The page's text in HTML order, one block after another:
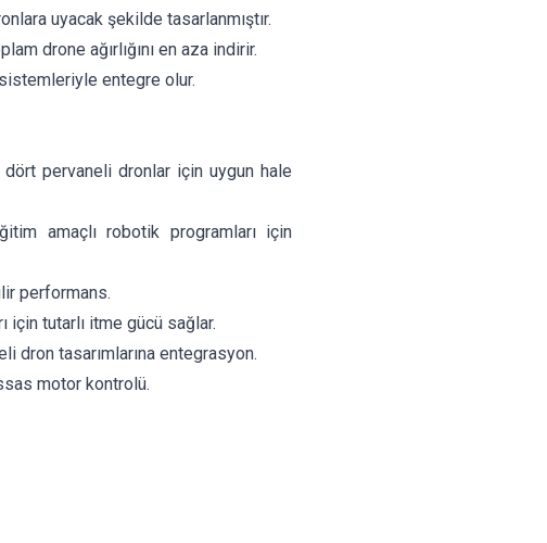
uyacak şekilde tasarlanmıştır.
drone ağırlığını en aza indirir.
entegre olur.
dört pervaneli dronlar için uygun hale
amaçlı robotik programları için
performans.
için tutarlı itme gücü sağlar.
dron tasarımlarına entegrasyon.
motor kontrolü.